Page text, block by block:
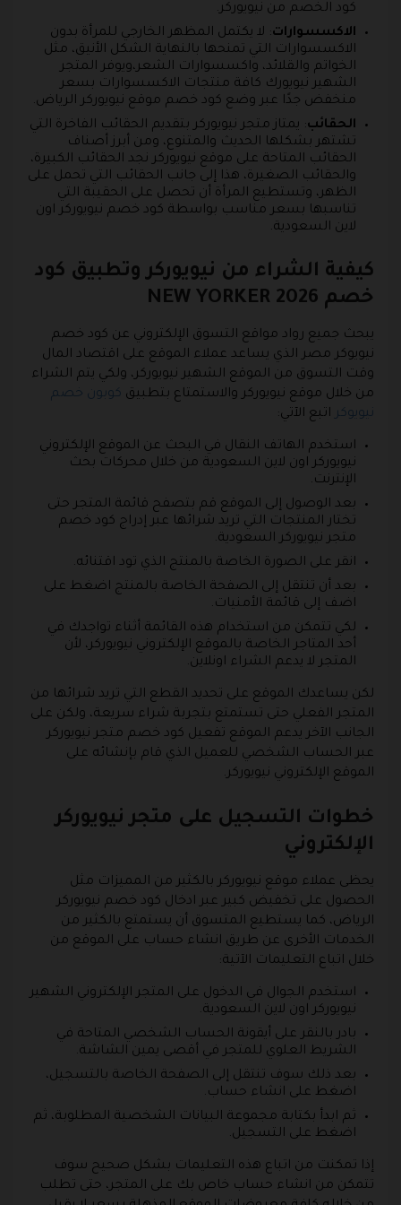
كود الخصم من نيويوركر.
الاكسسوارات: لا يكتمل المظهر الخارجي للمرأة بدون
الاكسسوارات التي تمنحها بالنهاية الشكل الأنيق، مثل
الخواتم والقلائد، واكسسوارات الشعر،ويوفر المتجر
الشهير نيويورك كافة منتجات الاكسسوارات بسعر
منخفض جدًا عبر وضع كود خصم موقع نيويوركر الرياض.
الحقائب: يمتاز متجر نيويوركر بتقديم الحقائب الفاخرة التي
تشتهر بشكلها الحديث والمتنوع، ومن أبرز أصناف
الحقائب المتاحة على موقع نيويوركر نجد الحقائب الكبيرة،
والحقائب الصغيرة، هذا إلى جانب الحقائب التي تحمل على
الظهر، وتستطيع المرأة أن تحصل على الحقيبة التي
تناسبها بسعر مناسب بواسطة كود خصم نيويوركر اون
لاين السعودية.
كيفية الشراء من نيويوركر وتطبيق كود
خصم NEW YORKER 2026
يبحث جميع رواد مواقع التسوق الإلكتروني عن كود خصم
نيويوكر مصر الذي يساعد عملاء الموقع على اقتصاد المال
وقت التسوق من الموقع الشهير نيويوركر، ولكي يتم الشراء
من خلال موقع نيويوركر والاستمتاع بتطبيق كوبون خصم
نيويوكر اتبع الآتي:
استخدم الهاتف النقال في البحث عن الموقع الإلكتروني
نيويوركر اون لاين السعودية من خلال محركات بحث
الإنترنت.
بعد الوصول إلى الموقع قم بتصفح قائمة المتجر حتى
تختار المنتجات التي تريد شرائها عبر إدراج كود خصم
متجر نيويوركر السعودية.
انقر على الصورة الخاصة بالمنتج الذي تود اقتنائه.
بعد أن تنتقل إلى الصفحة الخاصة بالمنتج اضغط على
اضف إلى قائمة الأمنيات.
لكي تتمكن من استخدام هذه القائمة أثناء تواجدك في
أحد المتاجر الخاصة بالموقع الإلكتروني نيويوركر، لأن
المتجر لا يدعم الشراء اونلاين.
لكن يساعدك الموقع على تحديد القطع التي تريد شرائها من
المتجر الفعلي حتى تستمتع بتجربة شراء سريعة، ولكن على
الجانب الآخر يدعم الموقع تفعيل كود خصم متجر نيويوركر
عبر الحساب الشخصي للعميل الذي قام بإنشائه على
الموقع الإلكتروني نيويوركر.
خطوات التسجيل على متجر نيويوركر
الإلكتروني
يحظى عملاء موقع نيويوركر بالكثير من المميزات مثل
الحصول على تخفيض كبير عبر ادخال كود خصم نيويوركر
الرياض، كما يستطيع المتسوق أن يستمتع بالكثير من
الخدمات الأخرى عن طريق انشاء حساب على الموقع من
خلال اتباع التعليمات الآتية:
استخدم الجوال في الدخول على المتجر الإلكتروني الشهير
نيويوركر اون لاين السعودية.
بادر بالنقر على أيقونة الحساب الشخصي المتاحة في
الشريط العلوي للمتجر في أقصى يمين الشاشة.
بعد ذلك سوف تنتقل إلى الصفحة الخاصة بالتسجيل،
اضغط على انشاء حساب.
ثم ابدأ بكتابة مجموعة البيانات الشخصية المطلوبة، ثم
اضغط على التسجيل.
إذا تمكنت من اتباع هذه التعليمات بشكل صحيح سوف
تتمكن من انشاء حساب خاص بك على المتجر، حتى تطلب